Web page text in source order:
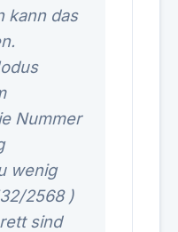
kann das
Nummer
wenig
2568 )
sind